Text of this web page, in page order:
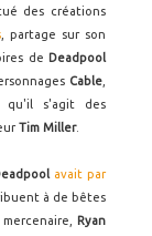
des créations
, partage sur son
de Deadpool
Cable
qu'il s'agit des
Tim Miller.
avait par
à de bêtes
Ryan